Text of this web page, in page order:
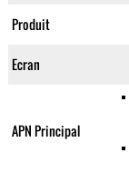
Produit
Ecran
APN Principal